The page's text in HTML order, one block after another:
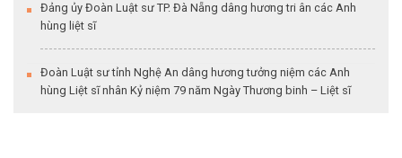
Đảng ủy Đoàn Luật sư TP. Đà Nẵng dâng hương tri ân các Anh
hùng liệt sĩ
Đoàn Luật sư tỉnh Nghệ An dâng hương tưởng niệm các Anh
hùng Liệt sĩ nhân Kỷ niệm 79 năm Ngày Thương binh – Liệt sĩ